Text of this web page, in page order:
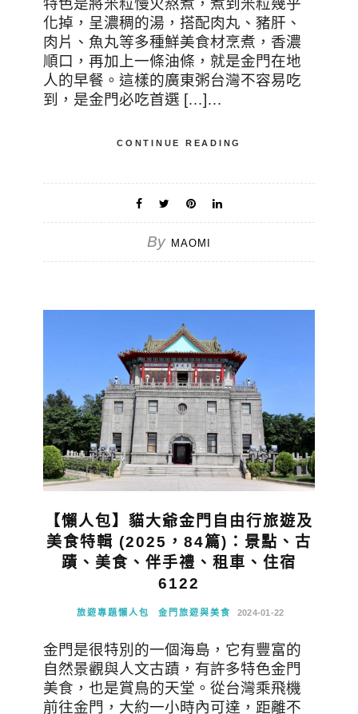
特色是將米粒慢火熬煮，煮到米粒幾乎
化掉，呈濃稠的湯，搭配肉丸、豬肝、
肉片、魚丸等多種鮮美食材烹煮，香濃
順口，再加上一條油條，就是金門在地
人的早餐。這樣的廣東粥台灣不容易吃
到，是金門必吃首選 […]…
CONTINUE READING
By MAOMI
【懶人包】貓大爺金門自由行旅遊及
美食特輯 (2025，84篇)：景點、古
蹟、美食、伴手禮、租車、住宿
6122
旅遊專題懶人包 金門旅遊與美食 2024-01-22
金門是很特別的一個海島，它有豐富的
自然景觀與人文古蹟，有許多特色金門
美食，也是賞鳥的天堂。從台灣乘飛機
前往金門，大約一小時內可達，距離不